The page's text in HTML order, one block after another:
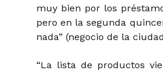
muy bien por los
pero en la segunda
nada” (negocio de la
“La lista de productos